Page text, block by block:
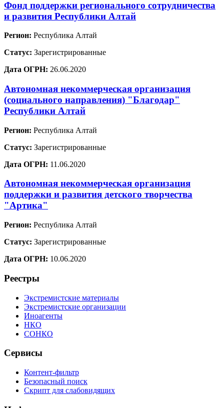
Фонд поддержки регионального сотрудничества
и развития Республики Алтай
Регион: Республика Алтай
Статус: Зарегистрированные
Дата ОГРН: 26.06.2020
Автономная некоммерческая организация
(социального направления) "Благодар"
Республики Алтай
Регион: Республика Алтай
Статус: Зарегистрированные
Дата ОГРН: 11.06.2020
Автономная некоммерческая организация
поддержки и развития детского творчества
"Артика"
Регион: Республика Алтай
Статус: Зарегистрированные
Дата ОГРН: 10.06.2020
Реестры
Экстремистские материалы
Экстремистские организации
Иноагенты
НКО
СОНКО
Сервисы
Контент-фильтр
Безопасный поиск
Скрипт для слабовидящих